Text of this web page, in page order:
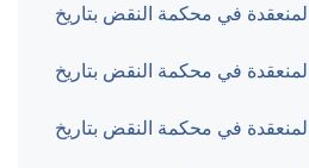
القضية رقم ‎689‏/‎2018‏ المنعقدة في محكمة النقض بتاريخ
القضية رقم ‎332‏/‎2021‏ المنعقدة في محكمة النقض بتاريخ
القضية رقم ‎635‏/‎2020‏ المنعقدة في محكمة النقض بتاريخ